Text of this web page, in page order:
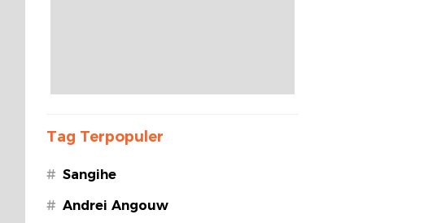
Tag Terpopuler
# Sangihe
# Andrei Angouw